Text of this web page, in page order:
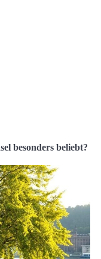
besonders beliebt?